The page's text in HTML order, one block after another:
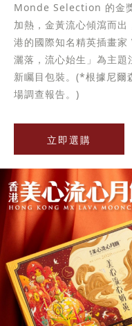
Monde Selection 的金
加熱，金黃流心傾瀉而
港的國際知名精英插畫
灑落，流心始生」為主
新矚目包裝。(*根據尼
場調查報告。)
立即選購